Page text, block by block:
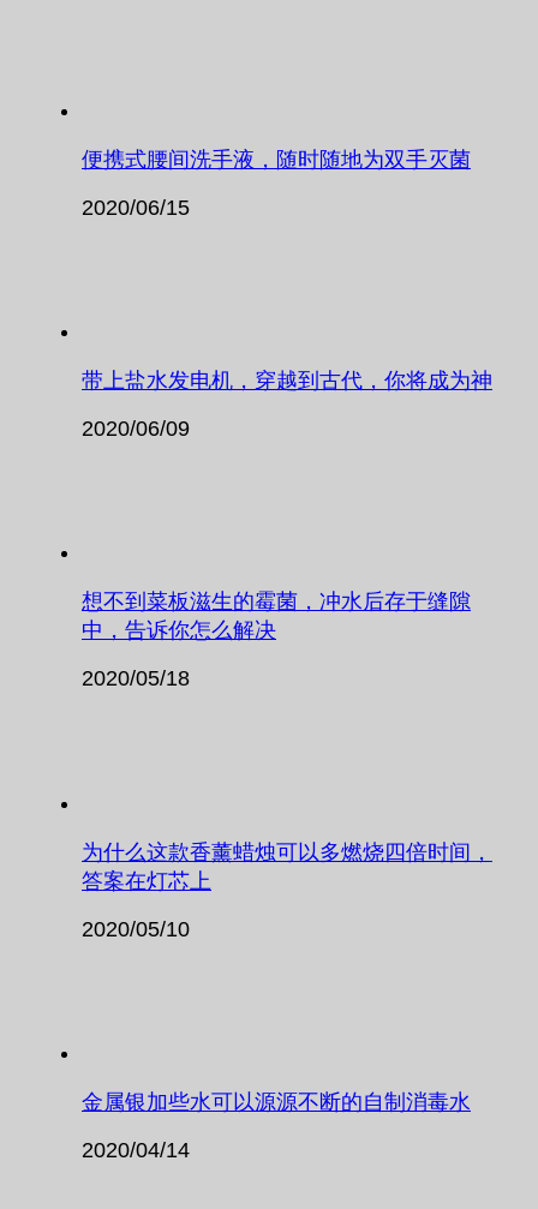
便携式腰间洗手液，随时随地为双手灭菌
2020/06/15
带上盐水发电机，穿越到古代，你将成为神
2020/06/09
想不到菜板滋生的霉菌，冲水后存于缝隙
中，告诉你怎么解决
2020/05/18
为什么这款香薰蜡烛可以多燃烧四倍时间，
答案在灯芯上
2020/05/10
金属银加些水可以源源不断的自制消毒水
2020/04/14